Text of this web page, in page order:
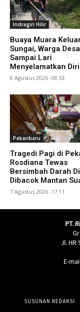
Indragiri Hilir
Buaya Muara
Sungai, Warga
Sampai Lari
Menyelamatkan Diri
8 Agustus 2026 -08:53
Pekanbaru
Tragedi Pagi di
Rosdiana Tewas
Bersimbah Darah
Dibacok Mantan
7 Agustus 2026 -17:11
PT.
Jl. HR
E-
SUSUNAN REDAKSI